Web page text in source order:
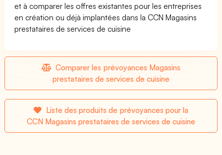
et à comparer les offres existantes pour les entreprises
en création ou déjà implantées dans la CCN Magasins
prestataires de services de cuisine
Comparer les prévoyances Magasins
prestataires de services de cuisine
Liste des produits de prévoyances pour la
CCN Magasins prestataires de services de cuisine